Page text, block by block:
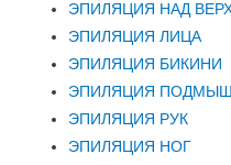
ЭПИЛЯЦИЯ НАД
ЭПИЛЯЦИЯ ЛИЦА
ЭПИЛЯЦИЯ БИКИНИ
ЭПИЛЯЦИЯ
ЭПИЛЯЦИЯ РУК
ЭПИЛЯЦИЯ НОГ